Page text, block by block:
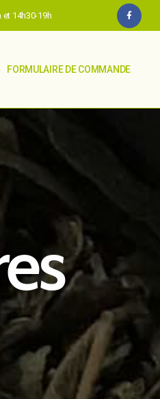
et 14h30-19h
FORMULAIRE DE COMMANDE